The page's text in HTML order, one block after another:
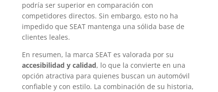
podría ser superior en comparación con
competidores directos. Sin embargo, esto no ha
impedido que SEAT mantenga una sólida base de
clientes leales.
En resumen, la marca SEAT es valorada por su
accesibilidad y calidad, lo que la convierte en una
opción atractiva para quienes buscan un automóvil
confiable y con estilo. La combinación de su historia,